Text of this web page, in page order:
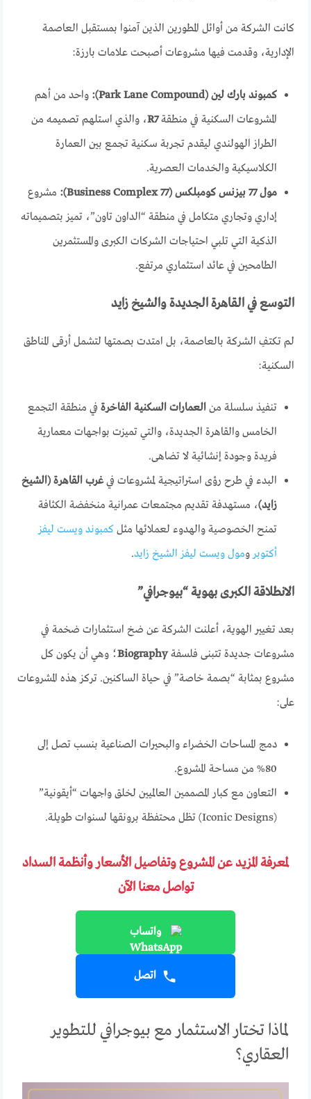
كانت الشركة من أوائل المطورين الذين آمنوا بمستقبل العاصمة
الإدارية، وقدمت فيها مشروعات أصبحت علامات بارزة:
كمبوند بارك لين (Park Lane Compound):
واحد من أهم
المشروعات السكنية في منطقةR7، والذي استلهم تصميمه من
الطراز الهولندي ليقدم تجربة سكنية تجمع بين العمارة
الكلاسيكية والخدمات العصرية.
مول 77 بيزنس كومبلكس (77 Business Complex):
مشروع
إداري وتجاري متكامل في منطقة “الداون تاون”، تميز بتصميماته
الذكية التي تلبي احتياجات الشركات الكبرى والمستثمرين
الطامحين في عائد استثماري مرتفع.
التوسع في القاهرة الجديدة والشيخ زايد
لم تكتفِ الشركة بالعاصمة، بل امتدت بصمتها لتشمل أرقى المناطق
السكنية:
تنفيذ سلسلة منالعمارات السكنية الفاخرة في منطقة التجمع
الخامس والقاهرة الجديدة، والتي تميزت بواجهات معمارية
فريدة وجودة إنشائية لا تضاهى.
البدء في طرح رؤى استراتيجية لمشروعات فيغرب القاهرة (الشيخ
زايد)، مستهدفة تقديم مجتمعات عمرانية منخفضة الكثافة
تمنح الخصوصية والهدوء لعملائها مثلكمبوند ويست ليفز
أكتوبرومول ويست ليفز الشيخ زايد.
الانطلاقة الكبرى بهوية “بيوجرافي”
بعد تغيير الهوية، أعلنت الشركة عن ضخ استثمارات ضخمة في
مشروعات جديدة تتبنى فلسفةBiography؛ وهي أن يكون كل
مشروع بمثابة “بصمة خاصة” في حياة الساكنين. تركز هذه المشروعات
على:
دمج المساحات الخضراء والبحيرات الصناعية بنسب تصل إلى
80% من مساحة المشروع.
التعاون مع كبار المصممين العالميين لخلق واجهات “أيقونية”
(Iconic Designs) تظل محتفظة برونقها لسنوات طويلة.
لمعرفة المزيد عن المشروع وتفاصيل الأسعار وأنظمة السداد
تواصل معنا الآن
واتساب
اتصل
لماذا تختار الاستثمار مع بيوجرافي للتطوير
العقاري؟